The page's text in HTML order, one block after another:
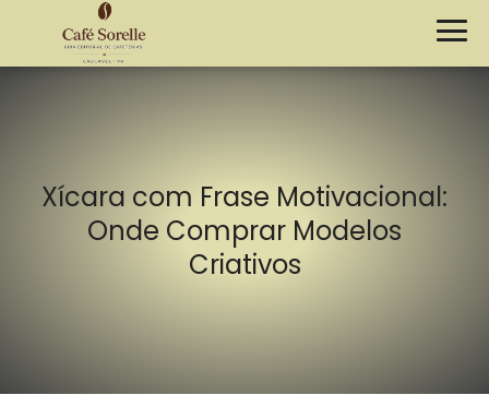
Xícara com Frase Motivacional:
Onde Comprar Modelos
Criativos